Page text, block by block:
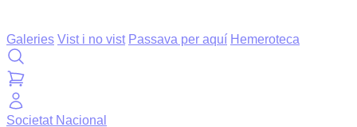
Galeries Vist i no vist Passava per aquí Hemeroteca
Societat Nacional